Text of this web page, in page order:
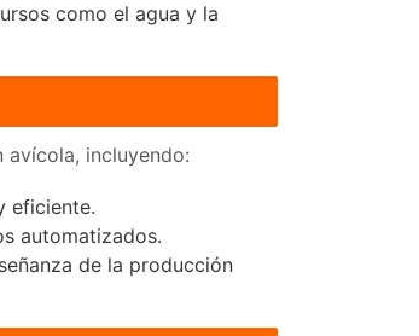
como el agua y la
incluyendo:
eficiente.
automatizados.
de la producción